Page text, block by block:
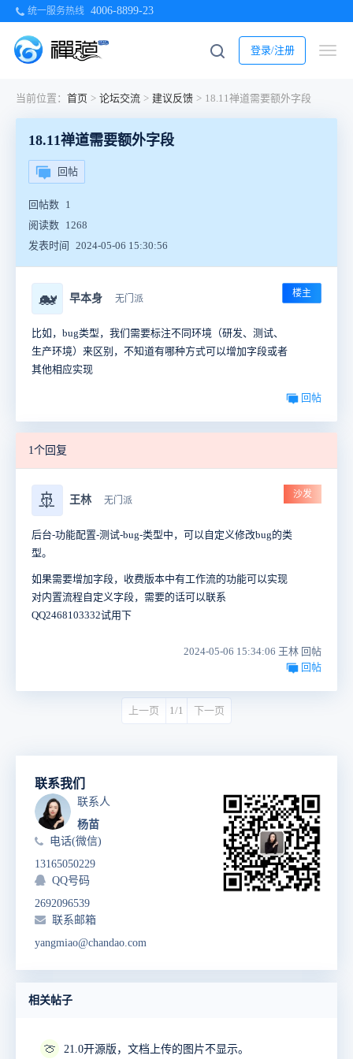
统一服务热线 4006-8899-23
登录/注册
当前位置： 首页 > 论坛交流 > 建议反馈 > 18.11禅道需要额外字段
18.11禅道需要额外字段
回帖
回帖数 1
阅读数 1268
发表时间
2024-05-06 15:30:56
🐋 早本身 无门派 楼主
比如，bug类型，我们需要标注不同环境（研发、测试、
生产环境）来区别，不知道有哪种方式可以增加字段或者
其他相应实现
回帖
1个回复
🚢 王林 无门派
沙发
后台-功能配置-测试-bug-类型中，可以自定义修改bug的类
型。
如果需要增加字段，收费版本中有工作流的功能可以实现
对内置流程自定义字段，需要的话可以联系
QQ2468103332试用下
2024-05-06 15:34:06 王林 回帖
回帖
上一页 1/1 下一页
联系我们
联系人
杨苗
电话(微信)
13165050229
QQ号码
2692096539
联系邮箱
yangmiao@chandao.com
相关帖子
🍈 21.0开源版，文档上传的图片不显示。